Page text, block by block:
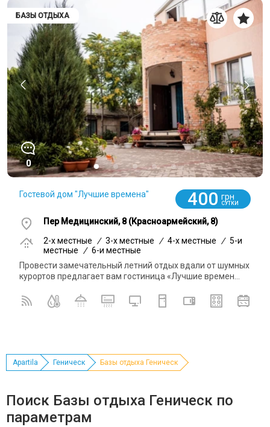
БАЗЫ ОТДЫХА
0
Гостевой дом "Лучшие времена" 400 грн
СУТКИ
Пер Медицинский, 8 (Красноармейский, 8)
2-x местные
/ 3-x местные / 4-x местные / 5-и
местные
/ 6-и местные
Провести замечательный летний отдых вдали от шумных
курортов предлагает вам гостиница «Лучшие времен...
Apartila Геническ Базы отдыха Геническ
Поиск Базы отдыха Геническ по
параметрам